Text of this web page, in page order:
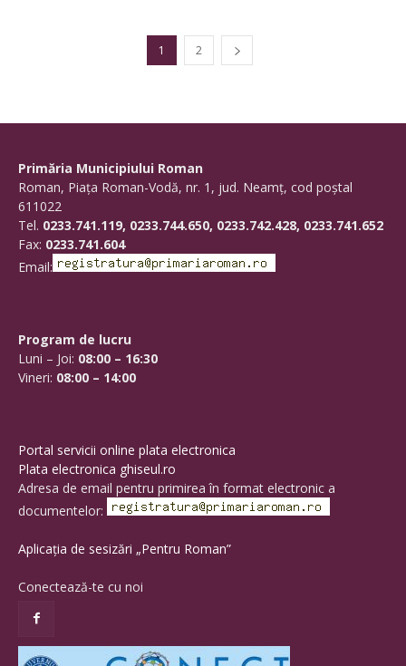
1 2
Primăria Municipiului Roman
Roman, Piaţa Roman-Vodă, nr. 1, jud. Neamţ, cod poştal
611022
Tel. 0233.741.119, 0233.744.650, 0233.742.428, 0233.741.652
Fax: 0233.741.604
Email:
Program de lucru
Luni – Joi: 08:00 – 16:30
Vineri: 08:00 – 14:00
Portal servicii online plata electronica
Plata electronica ghiseul.ro
Adresa de email pentru primirea în format electronic a
documentelor:
Aplicația de sesizări „Pentru Roman”
Conectează-te cu noi